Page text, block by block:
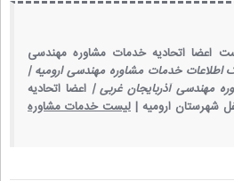
اعضا اتحادیه خدمات مشاوره مهندسی
اطلاعات خدمات مشاوره مهندسی ارومیه |
مهندسی آذربایجان غربی | اعضا اتحادیه
لیست خدمات مشاوره